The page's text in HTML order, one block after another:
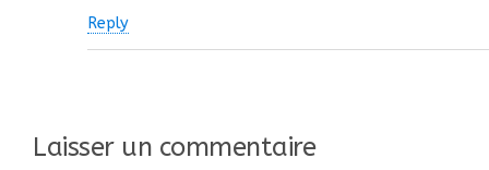
Reply
Laisser un commentaire